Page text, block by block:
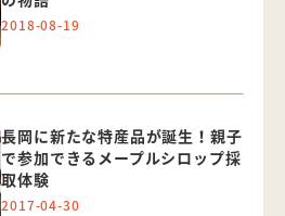
2018-08-19
長岡に新たな特産品が誕生！親子
で参加できるメープルシロップ採
取体験
2017-04-30